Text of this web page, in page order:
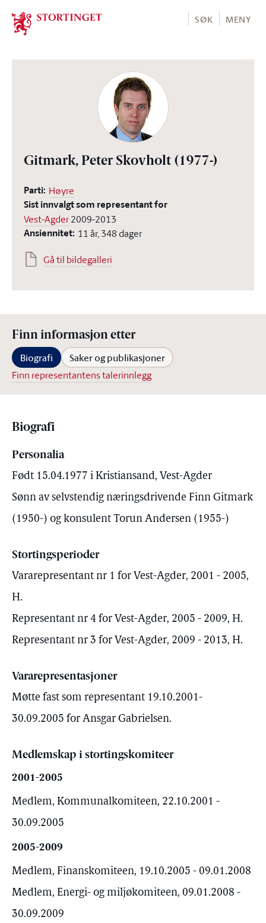
Stortinget.no
SØK MENY
Gitmark, Peter Skovholt (1977-)
Parti: Høyre
Sist innvalgt som representant for
Vest-Agder2009-2013
Ansiennitet: 11 år, 348 dager
Gå til bildegalleri
Finn informasjon etter
Biografi Saker og publikasjoner
Finn representantens talerinnlegg
Biografi
Personalia
Født 15.04.1977 i Kristiansand, Vest-Agder
Sønn av selvstendig næringsdrivende Finn Gitmark
(1950-) og konsulent Torun Andersen (1955-)
Stortingsperioder
Vararepresentant nr 1 for Vest-Agder, 2001 - 2005,
H.
Representant nr 4 for Vest-Agder, 2005 - 2009, H.
Representant nr 3 for Vest-Agder, 2009 - 2013, H.
Vararepresentasjoner
Møtte fast som representant 19.10.2001-
30.09.2005 for Ansgar Gabrielsen.
Medlemskap i stortingskomiteer
2001-2005
Medlem, Kommunalkomiteen, 22.10.2001 -
30.09.2005
2005-2009
Medlem, Finanskomiteen, 19.10.2005 - 09.01.2008
Medlem, Energi- og miljøkomiteen, 09.01.2008 -
30.09.2009